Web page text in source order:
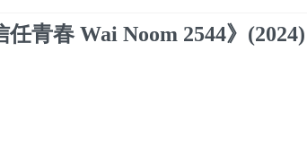
任青春 Wai Noom 2544》